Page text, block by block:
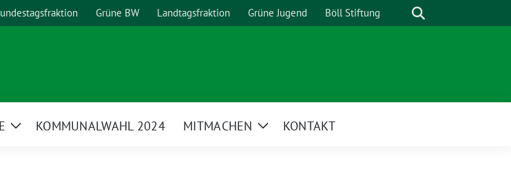
Grüne BW Landtagsfraktion Grüne Jugend Böll Stiftung Suche
ZeigeKOMMUNALWAHL 2024 MITMACHEN
ZeigeKONTAKT